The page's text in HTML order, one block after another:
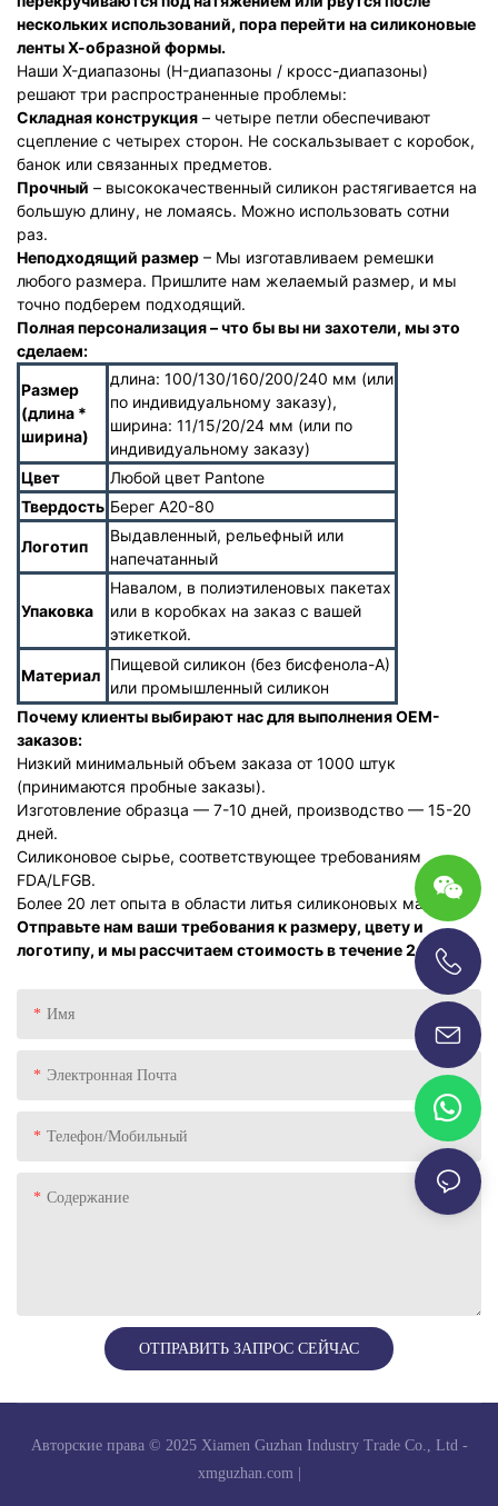
нескольких использований, пора перейти на силиконовые
ленты Х-образной формы.
Наши X-диапазоны (H-диапазоны / кросс-диапазоны)
решают три распространенные проблемы:
Складная конструкция – четыре петли обеспечивают
сцепление с четырех сторон. Не соскальзывает с коробок,
банок или связанных предметов.
Прочный – высококачественный силикон растягивается на
большую длину, не ломаясь. Можно использовать сотни
раз.
Неподходящий размер – Мы изготавливаем ремешки
любого размера. Пришлите нам желаемый размер, и мы
точно подберем подходящий.
Полная персонализация – что бы вы ни захотели, мы это
сделаем:
Размер
(длина *
ширина)
длина: 100/130/160/200/240 мм (или
по индивидуальному заказу),
ширина: 11/15/20/24 мм (или по
индивидуальному заказу)
Цвет
Любой цвет Pantone
Твердость Берег А20-80
Логотип
Выдавленный, рельефный или
напечатанный
Упаковка
Навалом, в полиэтиленовых пакетах
или в коробках на заказ с вашей
этикеткой.
Материал
Пищевой силикон (без бисфенола-А)
или промышленный силикон
Почему клиенты выбирают нас для выполнения OEM-
заказов:
Низкий минимальный объем заказа от 1000 штук
(принимаются пробные заказы).
Изготовление образца — 7-10 дней, производство — 15-20
дней.
Силиконовое сырье, соответствующее требованиям
FDA/LFGB.
Более 20 лет опыта в области литья силиконовых матриц.
Отправьте нам ваши требования к размеру, цвету и
логотипу, и мы рассчитаем стоимость в течение 24 часов.
Имя
Электронная Почта
Телефон/Мобильный
Содержание
ОТПРАВИТЬ ЗАПРОС СЕЙЧАС
Авторские права © 2025 Xiamen Guzhan Industry Trade Co., Ltd -
xmguzhan.com |